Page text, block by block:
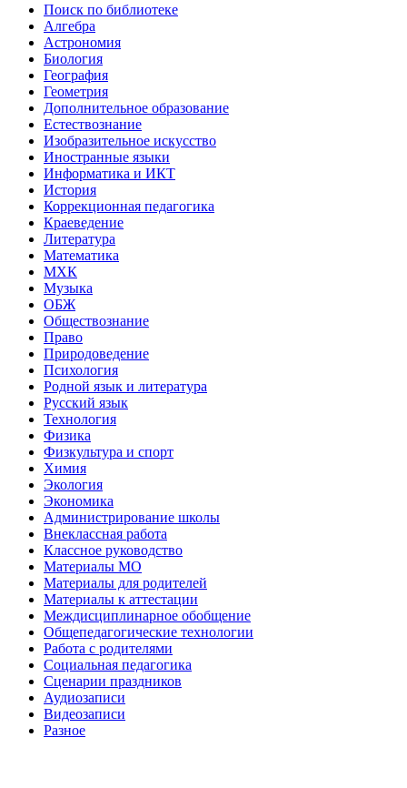
Поиск по библиотеке
Алгебра
Астрономия
Биология
География
Геометрия
Дополнительное образование
Естествознание
Изобразительное искусство
Иностранные языки
Информатика и ИКТ
История
Коррекционная педагогика
Краеведение
Литература
Математика
МХК
Музыка
ОБЖ
Обществознание
Право
Природоведение
Психология
Родной язык и литература
Русский язык
Технология
Физика
Физкультура и спорт
Химия
Экология
Экономика
Администрирование школы
Внеклассная работа
Классное руководство
Материалы МО
Материалы для родителей
Материалы к аттестации
Междисциплинарное обобщение
Общепедагогические технологии
Работа с родителями
Социальная педагогика
Сценарии праздников
Аудиозаписи
Видеозаписи
Разное